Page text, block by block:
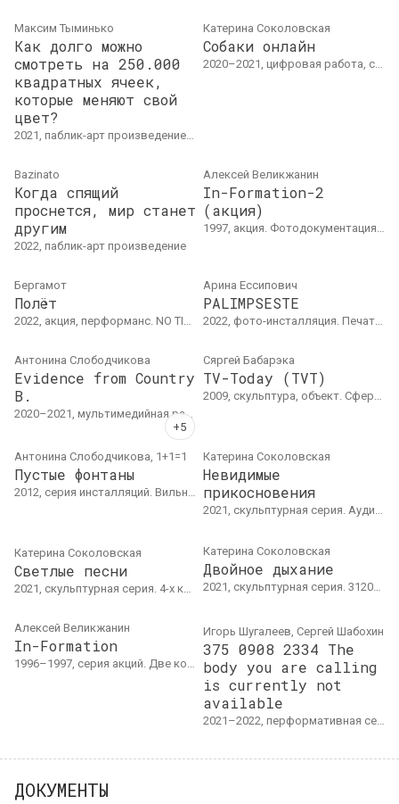
Максим Тыминько
Как долго можно
смотреть на 250.000
квадратных ячеек,
которые меняют свой
цвет?
2021, паблик-арт произведение, цифровая работа. Люблин
Катерина Соколовская
Собаки онлайн
2020–2021, цифровая работа, скульптура. Пенопласт, пластик, стекло, реальные размеры. 150 х 30 х 85 см
Bazinato
Когда спящий
проснется, мир станет
другим
2022, паблик-арт произведение
Алексей Великжанин
In-Formation-2
(акция)
1997, акция. Фотодокументация акции. Одноразовая пластиковая тарелка, сто подушечек жевательной резинки Stimorol, таблица тождественных произведений двадцати восьми пар двузначных чисел, написанных от руки на листе бумаги размером А4
Бергамот
Полёт
2022, акция, перформанс. NO TITLE, Международный фестиваль Мальта, Познань, Польша.
Арина Ессипович
PALIMPSESTE
2022, фото-инсталляция. Печать на бумаге, 270 х 270 см
Антонина Слободчикова
Evidence from Country
B.
2020–2021, мультимедийная работа. Видео/аудио инсталляция. Стол, стул, 10 телефонов, 10 наушников
Сяргей Бабарэка
TV-Today (TVT)
2009, скульптура, объект. Сферическое зеркало, пластик, металл, печать.Модальная скульптура.36 × 24,2 × 7,7 cм.Частная коллекция
Антонина Слободчикова, 1+1=1
Пустые фонтаны
2012, серия инсталляций. Вильнюс
Катерина Соколовская
Невидимые
прикосновения
2021, скульптурная серия. Аудио-визуальная инсталляция. Смешанная техника: скульптурная группа (пеноплекс, пластик, бетон, силикон, гипс); звук.
Катерина Соколовская
Светлые песни
2021, скульптурная серия. 4-х канальная звуковая инсталляция, 30 мин.; скульптурная группа (пеноплекс, литьевой пластик, полимочевина, бетон); либретто. Размеры варьируются.
Катерина Соколовская
Двойное дыхание
2021, скульптурная серия. 3120gallery, Санкт-Петербург
Алексей Великжанин
In-Formation
1996–1997, серия акций. Две концептуальные акции
Игорь Шугалеев, Сергей Шабохин
375 0908 2334 The
body you are calling
is currently not
available
2021–2022, перформативная серия.
ДОКУМЕНТЫ